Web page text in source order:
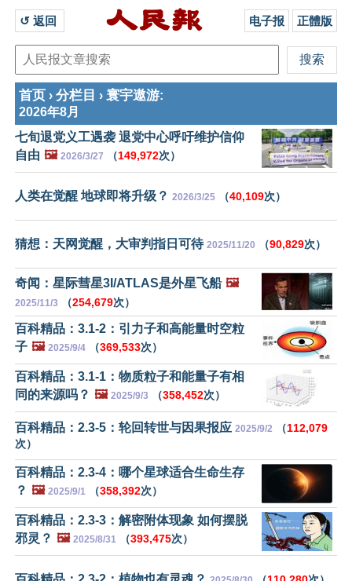
↺ 返回 电子报 正體版
首页 › 分栏目 › 寰宇遨游:
2026年8月
七旬退党义工遇袭 退党中心呼吁维护信仰
自由 🖼️ 2026/3/27 （149,972次）
人类在觉醒 地球即将升级？ 2026/3/25 （40,109次）
猜想：天网觉醒，大审判指日可待 2025/11/20 （90,829次）
奇闻：星际彗星3I/ATLAS是外星飞船 🖼️
2025/11/3 （254,679次）
百科精品：3.1-2：引力子和高能量时空粒
子 🖼️ 2025/9/4 （369,533次）
百科精品：3.1-1：物质粒子和能量子有相
同的来源吗？ 🖼️ 2025/9/3 （358,452次）
百科精品：2.3-5：轮回转世与因果报应 2025/9/2 （112,079
次）
百科精品：2.3-4：哪个星球适合生命生存
？ 🖼️ 2025/9/1 （358,392次）
百科精品：2.3-3：解密附体现象 如何摆脱
邪灵？ 🖼️ 2025/8/31 （393,475次）